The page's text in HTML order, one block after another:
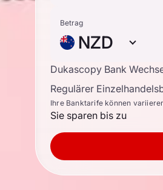
Betrag
NZD
Dukascopy Bank
Regulärer
Ihre Banktarife können
Sie sparen bis zu